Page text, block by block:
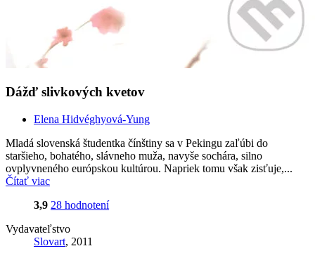
Dážď slivkových kvetov
Elena Hidvéghyová-Yung
Mladá slovenská študentka čínštiny sa v Pekingu zaľúbi do
staršieho, bohatého, slávneho muža, navyše sochára, silno
ovplyvneného európskou kultúrou. Napriek tomu však zisťuje,...
Čítať viac
3,9 28 hodnotení
Vydavateľstvo
Slovart, 2011